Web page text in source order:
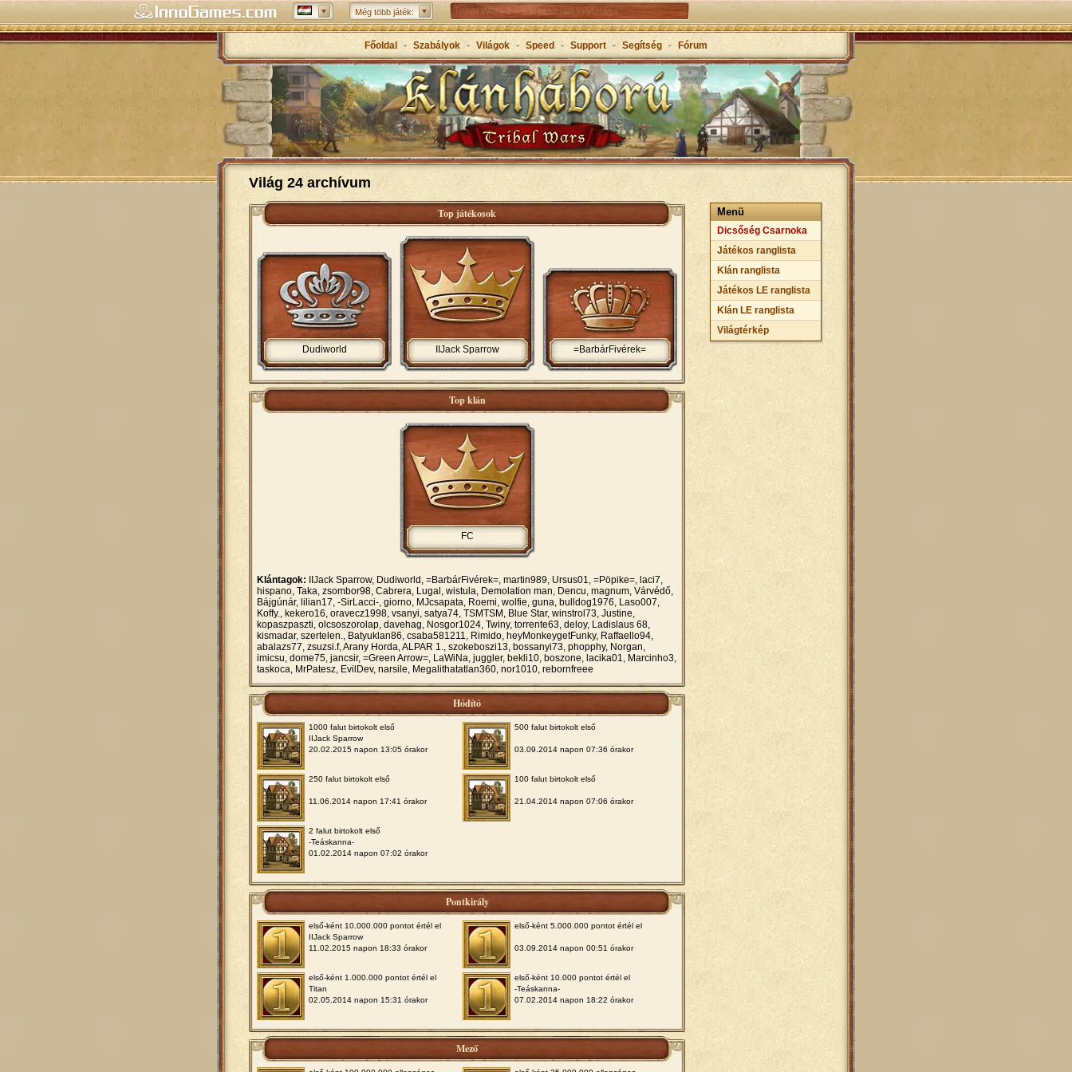
Még több játék: Tribal Wars 2 – a klasszikus folytatása
Forge of Empires – Korokon átívelő stratégiai játék
Grepolis – Építs birodalmat az ókori Görögországban
Főoldal - Szabályok - Világok - Speed - Support - Segítség - Fórum
Világ 24 archívum
Menü
Dicsőség Csarnoka
Játékos ranglista
Klán ranglista
Játékos LE ranglista
Klán LE ranglista
Világtérkép
Top játékosok
IIJack Sparrow
Dudiworld =BarbárFivérek=
Top klán
FC
Klántagok: IIJack Sparrow, Dudiworld, =BarbárFivérek=, martin989, Ursus01, =Pöpike=, laci7,
hispano, Taka, zsombor98, Cabrera, Lugal, wistula, Demolation man, Dencu, magnum, Várvédő,
Bájgúnár, lilian17, -SirLacci-, giorno, MJcsapata, Roemi, wolfie, guna, bulldog1976, Laso007,
Koffy., kekero16, oravecz1998, vsanyi, satya74, TSMTSM, Blue Star, winstrol73, Justine,
kopaszpaszti, olcsoszorolap, davehag, Nosgor1024, Twiny, torrente63, deloy, Ladislaus 68,
kismadar, szertelen., Batyuklan86, csaba581211, Rimido, heyMonkeygetFunky, Raffaello94,
abalazs77, zsuzsi.f, Arany Horda, ALPAR 1., szokeboszi13, bossanyi73, phopphy, Norgan,
imicsu, dome75, jancsir, =Green Arrow=, LaWiNa, juggler, bekli10, boszone, lacika01, Marcinho3,
taskoca, MrPatesz, EvilDev, narsile, Megalithatatlan360, nor1010, rebornfreee
Hódító
1000 falut birtokolt első
IIJack Sparrow
20.02.2015 napon 13:05 órakor
500 falut birtokolt első
03.09.2014 napon 07:36 órakor
250 falut birtokolt első
11.06.2014 napon 17:41 órakor
100 falut birtokolt első
21.04.2014 napon 07:06 órakor
2 falut birtokolt első
-Teáskanna-
01.02.2014 napon 07:02 órakor
Pontkirály
első-ként 10.000.000 pontot értél el
IIJack Sparrow
11.02.2015 napon 18:33 órakor
első-ként 5.000.000 pontot értél el
03.09.2014 napon 00:51 órakor
első-ként 1.000.000 pontot értél el
Titan
02.05.2014 napon 15:31 órakor
első-ként 10.000 pontot értél el
-Teáskanna-
07.02.2014 napon 18:22 órakor
Mező